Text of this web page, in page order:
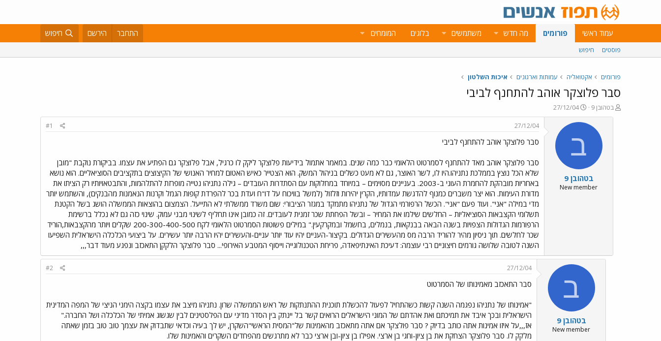
עמוד ראשי פורומים מה חדש משתמשים בלוגים המומחים התחבר הירשם חיפוש
פוסטים חיפוש
פורומים אקטואליה עמותות וארגונים איכות השלטון
סבר פלוצקר אוהב להתחנף לביבי
פ
ו
בטהובן 9
פ
ו
ר
ם
ב
א
ר
י
27/12/04
ב
בטהובן 9
New member
27/12/04
#1
סבר פלוצקר אוהב להתחנף לביבי
סבר פלוצקר אוהב מאד להתחנף לסמרטוט הלאומי כבר כמה שנים. במאמר אתמול בידיעות פלוצקר ליקק לו כרגיל, אבל פלוצקר גם הפתיע את עצמו. בביקורת נוקבת "מובן
שלא הכל נוצץ בממלכת נתניהו.היו לו, לשר האוצר, גם לא מעט כשלים בניהול המשק. הוא הצטייר כאיש האטום למחיר האנושי של הקיצוצים בתקציבים הסוציאליים. הוא נושא
באחריות מובהקת להחמרת העוני ב-2003. בעניינים מסוימים – במיוחד במחלוקות עם הסתדרות העובדים – גילה נתניהו נטייה מופרזת להתלהמות, והתבטאויותיו רק הציתו את
מדורת העימות. הוא יצר משברים כמנוף להדגשת עמדותיו, הקרין יהירות וזלזול (למשל בוויכוח על דו"ח ועדת בכר להפרדת קופות הגמל וקרנות הנאמנות מהבנקים), והשתמש יותר
מדי במילה "אני". ועוד פעם "אני". הכשל הרפורמי הגדול של נתניהו מתמקד במגזר הציבורי: שום משרד ממשלתי לא התייעל. הצמצום בהוצאות הממשלה הושג בשל הקטנת
תשלומי הקצבאות הסוציאליות – החלשים שילמו את המחיר – ובשל הפחתת שכר זמנית לעובדים. זה כמובן אינו תחליף לשינוי מבני עמוק. שינוי כזה גם לא נכלל ברשימת
הרפורמות הגדולות הצפויות בשנה הבאה בבנקאות, בנמלים, בחשמל ובמקרקעין." במילים פשוטות הסמרטוט הלאומי לקח 200-300-400-500 שקלים ויותר מהקצבאות,הוריד
שכר לחלשים. תוך ניסיון מהיר להוריד הרבה מס מהעשירים הגדולים. בקיצור-העניים יהיו עוד יותר עניים-והעשירים יהיו הרבה יותר עשירים. על ביצועי הכלכלה הישראלית השפיעו
השנה לטובה שלושה גורמים חיצוניים רבי עוצמה: דעיכת האינתיפאדה, פריחת הטכנולוגייה וייסוף המטבע האירופי... סבר פלוצקר הלקקן התאכזב ונפגע מעוד דבר,,,
ב
בטהובן 9
New member
27/12/04
#2
סבר התאכזב מאמינותו של הסמרטוט
"אמינותו של נתניהו נפגמה השנה קשות כשהתחיל לפעול להכשלת תוכנית ההתנתקות של ראש הממשלה שרון. נתניהו מיצב את עצמו בקצה הימני הניצי של המפה המדינית
הישראלית ובכך איבד את תמיכתם ואת אהדתם של המוני הישראלים הרואים קשר בל יינתק בין הסדר מדיני עם הפלסטינים לבין שגשוג אמיתי של הכלכלה ושל החברה."
אז,,,על איזו אמינות אתה כותב בדיוק ? סבר פולצקר אם אתה מתאכזב מהאמינות של"המסית הראשי"השקרן, יש לך בעיה וכדאי שתבדוק את עצמך טוב טוב בזמן שאתה
מלקק לו. סבר פלוצקר הצחקת את בן ציון-וחגי בן ארצי. אפילו בן ציון-ובן ארצי כבר לא מתרגשים מהפחדים השקרים והאמינות שלו.